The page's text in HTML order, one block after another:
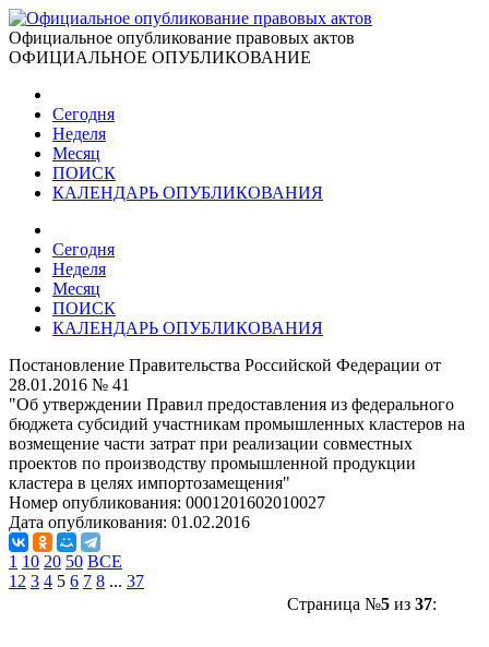
Официальное опубликование правовых актов
ОФИЦИАЛЬНОЕ ОПУБЛИКОВАНИЕ
Сегодня
Неделя
Месяц
ПОИСК
КАЛЕНДАРЬ ОПУБЛИКОВАНИЯ
Сегодня
Неделя
Месяц
ПОИСК
КАЛЕНДАРЬ ОПУБЛИКОВАНИЯ
Постановление Правительства Российской Федерации от
28.01.2016 № 41
"Об утверждении Правил предоставления из федерального
бюджета субсидий участникам промышленных кластеров на
возмещение части затрат при реализации совместных
проектов по производству промышленной продукции
кластера в целях импортозамещения"
Номер опубликования: 0001201602010027
Дата опубликования: 01.02.2016
1 10 20 50 ВСЕ
1 2 3 4 5 6 7 8 ... 37
Страница №5из 37: